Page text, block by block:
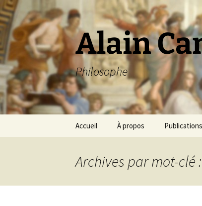
Aller
au
contenu
Alain
Philosophe
Accueil À propos Publications
Archives par mot-clé